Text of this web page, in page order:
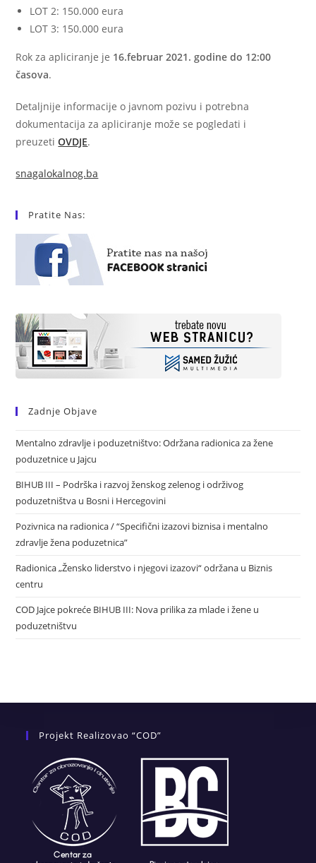
LOT 2: 150.000 eura
LOT 3: 150.000 eura
Rok za apliciranje je 16.februar 2021. godine do 12:00
časova.
Detaljnije informacije o javnom pozivu i potrebna
dokumentacija za apliciranje može se pogledati i
preuzetiOVDJE.
snagalokalnog.ba
Pratite Nas:
Zadnje Objave
Mentalno zdravlje i poduzetništvo: Održana radionica za žene
poduzetnice u Jajcu
BIHUB III – Podrška i razvoj ženskog zelenog i održivog
poduzetništva u Bosni i Hercegovini
Pozivnica na radionica / “Specifični izazovi biznisa i mentalno
zdravlje žena poduzetnica”
Radionica „Žensko liderstvo i njegovi izazovi“ održana u Biznis
centru
COD Jajce pokreće BIHUB III: Nova prilika za mlade i žene u
poduzetništvu
Projekt Realizovao “COD”